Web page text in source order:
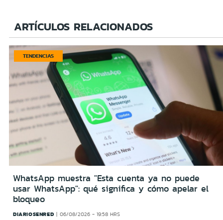
ARTÍCULOS RELACIONADOS
TENDENCIAS
WhatsApp muestra "Esta cuenta ya no puede
usar WhatsApp": qué significa y cómo apelar el
bloqueo
DIARIOSENRED 06/08/2026 - 19:58 HRS